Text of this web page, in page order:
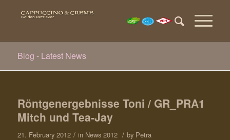
Blog - Latest News
Röntgenergebnisse Toni / GR_PRA1
Mitch und Tea-Jay
21. February 2012 / in News 2012 / by Petra